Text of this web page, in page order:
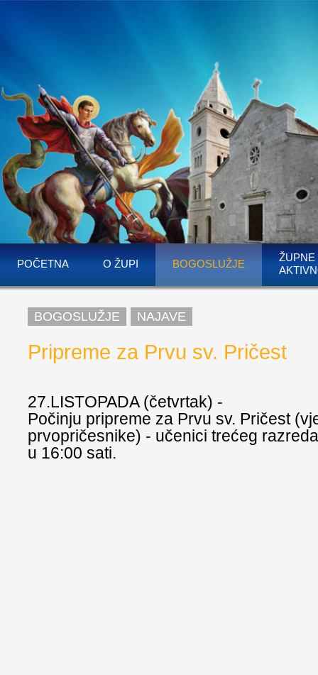
POČETNA O ŽUPI BOGOSLUŽJE
ŽUPNE
BOGOSLUŽJE NAJAVE
Pripreme za Prvu sv. Pričest
27.LISTOPADA (četvrtak) -
Počinju pripreme za Prvu sv. Pričest
prvopričesnike) - učenici trećeg
u 16:00 sati.